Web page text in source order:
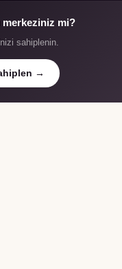
mi?
sahiplenin.
→